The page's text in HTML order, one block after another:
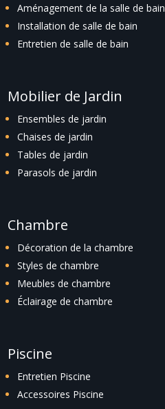
Aménagement de la salle de bain
Installation de salle de bain
Entretien de salle de bain
Mobilier de Jardin
Ensembles de jardin
Chaises de jardin
Tables de jardin
Parasols de jardin
Chambre
Décoration de la chambre
Styles de chambre
Meubles de chambre
Éclairage de chambre
Piscine
Entretien Piscine
Accessoires Piscine